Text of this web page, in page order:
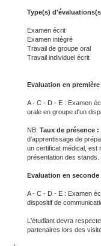
Type(s)
Examen écrit
Examen intégré
Travail de groupe oral
Travail individuel écrit
Evaluation en
A - C - D - E : Examen
orale en groupe d'un
NB: Taux de présence :
d'apprentissage de
un certificat médical, est
présentation des stands.
Evaluation en seconde
A - C - D - E : Examen
dispositif de
L'étudiant devra
partenaires lors des